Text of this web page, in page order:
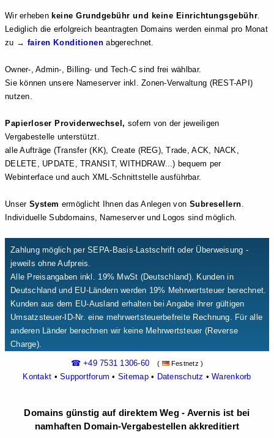
Wir erheben keine Grundgebühr und keine Einrichtungsgebühr.
Lediglich die erfolgreich beantragten Domains werden einmal pro Monat
zu → fairen Konditionen abgerechnet.
Owner-, Admin-, Billing- und Tech-C sind frei wählbar.
Sie können unsere Nameserver inkl. Zonen-Verwaltung (REST-API)
nutzen.
Papierloser Providerwechsel, sofern von der jeweiligen
Vergabestelle unterstützt.
alle Aufträge (Transfer (KK), Create (REG), Trade, ACK, NACK,
DELETE, UPDATE, TRANSIT, WITHDRAW...) bequem per
Webinterface und auch XML-Schnittstelle ausführbar.
Unser System ermöglicht Ihnen das Anlegen von Subresellern.
Individuelle Subdomains, Nameserver und Logos sind möglich.
Zahlung möglich per SEPA-Basis-Lastschrift oder Überweisung -
jeweils ohne Aufpreis.
Alle Preisangaben inkl. 19% MwSt (Deutschland). Kunden in
Deutschland und EU-Ländern werden 19% Mehrwertsteuer berechnet.
Kunden aus dem EU-Ausland erhalten bei Angabe ihrer gültigen
Umsatzsteuer-ID-Nr. eine mehrwertsteuerbefreite Rechnung. Für alle
anderen Länder berechnen wir keine Mehrwertsteuer (Reverse
Charge).
☎ +49 7531 1306-60 ( Festnetz )
Kontakt •Supportforum • Sitemap• Datenschutz •Warenkorb
Domains günstig auf direktem Weg - Avernis ist bei
namhaften Domain-Vergabestellen akkreditiert